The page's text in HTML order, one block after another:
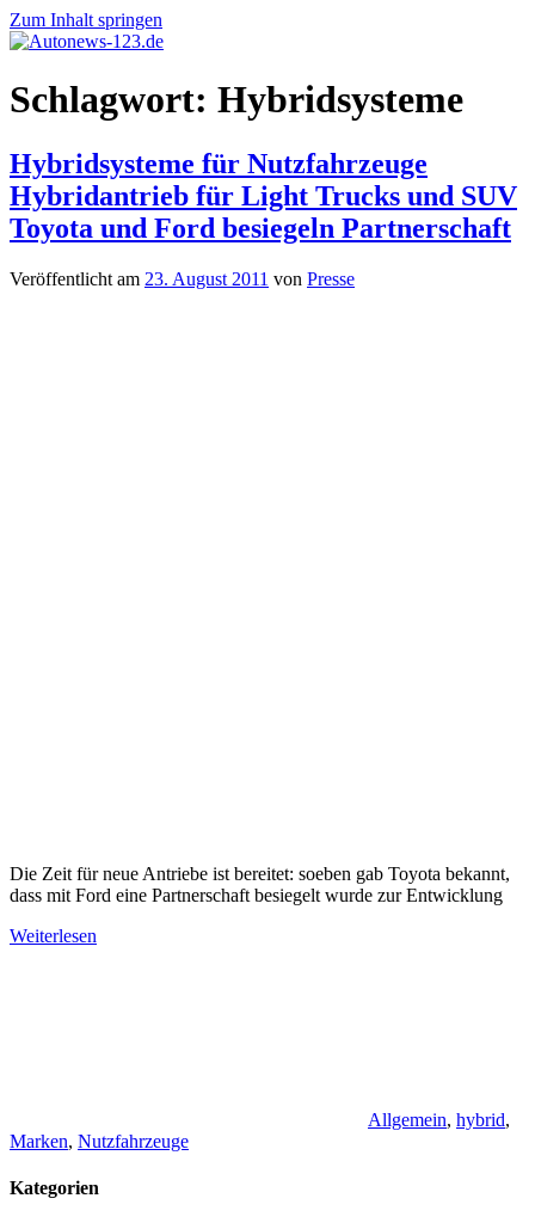
Zum Inhalt springen
Autonews-
123.de
Autonews
mit
Schlagwort: Hybridsysteme
Hybridsysteme für Nutzfahrzeuge
Hybridantrieb für Light Trucks und SUV
Toyota und Ford besiegeln Partnerschaft
Veröffentlicht am 23. August 2011 von Presse
Die Zeit für neue Antriebe ist bereitet: soeben gab Toyota bekannt,
dass mit Ford eine Partnerschaft besiegelt wurde zur Entwicklung
Weiterlesen
Allgemein, hybrid,
Marken, Nutzfahrzeuge
Kategorien